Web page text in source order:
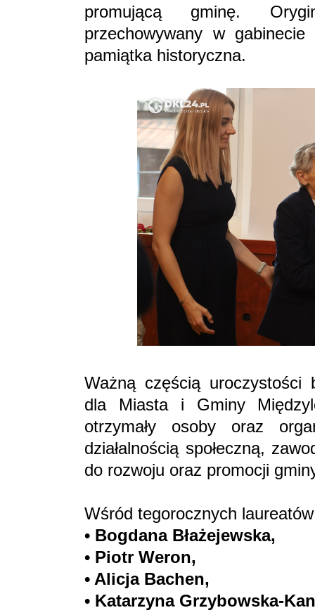
promującą gminę.
przechowywany w
pamiątka historyczna.
Ważną częścią uroczystości
dla Miasta i Gminy
otrzymały osoby oraz
działalnością społeczną,
do rozwoju oraz promocji
Wśród tegorocznych
• Bogdana Błażejewska,
• Piotr Weron,
• Alicja Bachen,
• Katarzyna Grzybowska-